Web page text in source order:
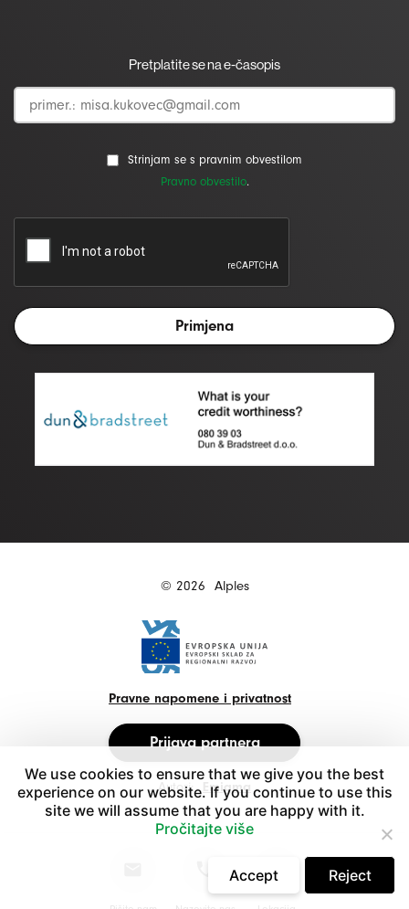
Pretplatite se na e-časopis
Strinjam se s pravnim obvestilom
Pravno obvestilo.
© 2026 Alples
Pravne napomene i privatnost
Prijava partnera
Autori: Emigma
We use cookies to ensure that we give you the best
experience on our website. If you continue to use this
site we will assume that you are happy with it.
Pročitajte više
Accept Reject